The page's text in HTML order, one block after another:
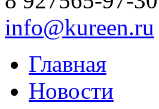
info@kureen.ru
Главная
Новости